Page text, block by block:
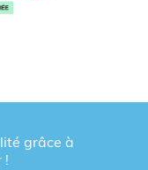
grâce à
!